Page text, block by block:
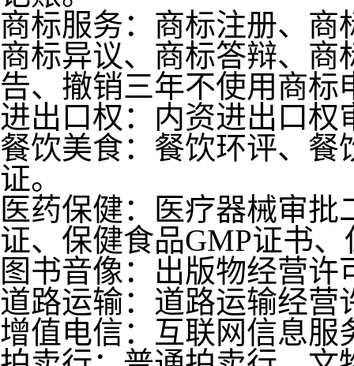
商标服务：商标注册、
商标异议、商标答辩、
告、撤销三年不使用商标
进出口权：内资进出口
餐饮美食：餐饮环评、餐
证。
医药保健：医疗器械审
证、保健食品GMP证书
图书音像：出版物经营许
道路运输：道路运输经营
增值电信：互联网信息服